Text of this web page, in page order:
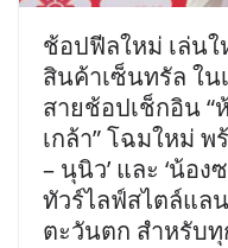
ช้อปฟีลใหม่ เล่น
สินค้าเซ็นทรัล ใน
สายช้อปเช็กอิน
เกล้า” โฉมใหม่
– นุนิว’ และ ‘น้อ
ทัวร์ไลฟ์สไตล์แล
ตะวันตก สำหรับทุ